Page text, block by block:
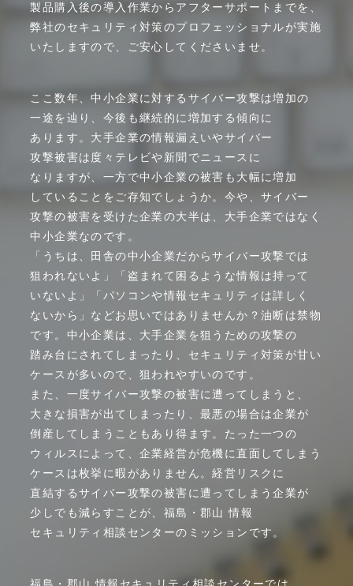
製品購入後の導入 作業から アフターサポート までを、
弊社のセキュリティ 対策のプロフェッショナルが実施
いたしますので、 ご安心 して ください ませ。
ここ数年、中小企業に対するサイバー攻撃は増加の
一途を辿り、 今後も継続的に増加する傾向に
あります。 大手企業の情報漏えいやサイバー
攻撃被害は度々 テレビや新聞でニュースに
なりますが、 一方で中小企業の被害も 大幅に増加
している ことをご存知でしょうか。 今や、 サイバー
攻撃の被害を 受けた企業の大半は、 大手企業ではなく
中小企業なのです。
「うちは、
田舎の中小企業だからサイバー攻撃では
狙われないよ」
「盗まれて 困るような情報は持って
いないよ」
「パソコンや情報 セキュリティは詳しく
ないから」 などお思いではありませんか？ 油断は禁物
です。 中小企業は、 大手企業を狙う ための攻撃の
踏み台に されて しまったり、 セキュリティ 対策が甘い
ケースが多いので、 狙われやすいのです。
また、 一度サイバー攻撃の被害に遭って しまうと、
大きな損害が出て しまったり、 最悪の場合は企業が
倒産 してしまう ことも あり得ます。 たった一つの
ウィルスに よって、 企業経営が危機に直面して しまう
ケースは枚挙に暇がありません。経営 リスクに
直結するサイバー攻撃の被害に遭って しまう企業が
少しでも減らす ことが、 福島・ 郡山 情報
セキュリティ 相談 センターの ミッション です。